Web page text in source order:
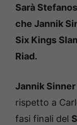
Sarà
che Jannik
Six Kings
Riad.
Jannik Sinner
rispetto a
fasi finali del